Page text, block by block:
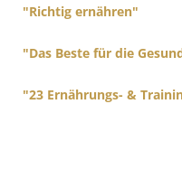
"Richtig ernähren"
"Das Beste für die
"23 Ernährungs- &